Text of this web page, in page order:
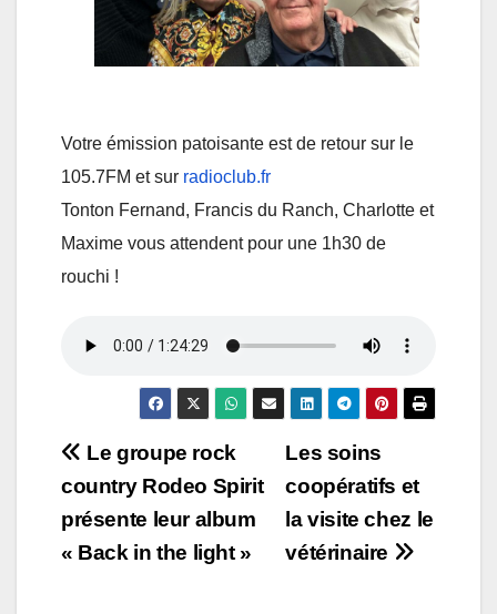
Votre émission patoisante est de retour sur le
105.7FM et sur radioclub.fr
Tonton Fernand, Francis du Ranch, Charlotte et
Maxime vous attendent pour une 1h30 de
rouchi !
Navigation
de
l’article
Les soins
coopératifs et
la visite chez le
vétérinaire
Le groupe rock
country Rodeo Spirit
présente leur album
« Back in the light »